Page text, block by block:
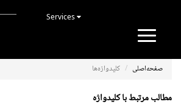
Toggle
صفحه‌اصلی کلیدواژه‌ها
مطالب مرتبط با کلیدواژه